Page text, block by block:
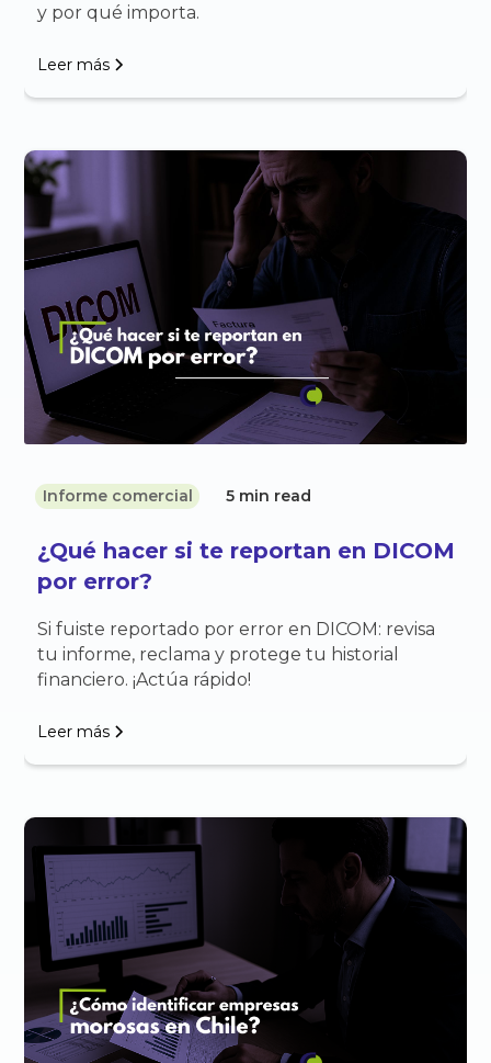
y por qué importa.
Leer más
Informe comercial 5 min read
¿Qué hacer si te reportan en DICOM
por error?
Si fuiste reportado por error en DICOM: revisa
tu informe, reclama y protege tu historial
financiero. ¡Actúa rápido!
Leer más